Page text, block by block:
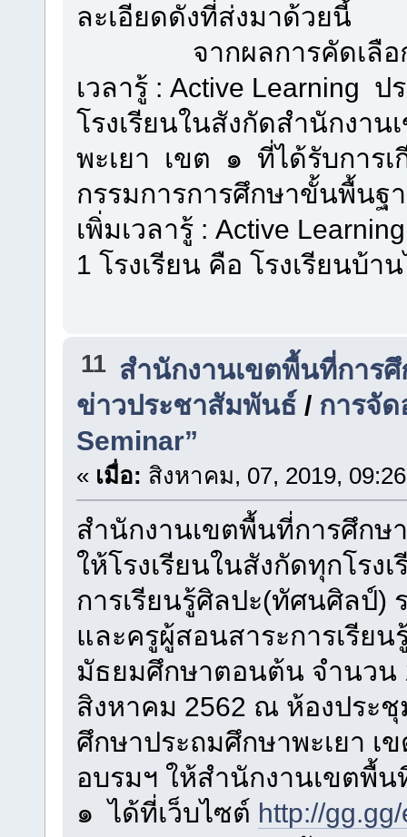
ละเอียดดังที่ส่งมาด้วยนี้
จากผลการคัดเลือกโร
เวลารู้ : Active Learning
โรงเรียนในสังกัดสำนักงา
พะเยา เขต ๑ ที่ได้รับการ
กรรมการการศึกษาขั้นพื้นฐ
เพิ่มเวลารู้ : Active
1 โรงเรียน คือ โรงเรียนบ้
11 สำนักงานเขตพื้นที่การศึ
ข่าวประชาสัมพันธ์ / การจัด
Seminar”
« เมื่อ: สิงหาคม, 07, 2019,
สำนักงานเขตพื้นที่การศึกษ
ให้โรงเรียนในสังกัดทุกโร
การเรียนรู้ศิลปะ(ทัศนศิลป์)
และครูผู้สอนสาระการเรีย
มัธยมศึกษาตอนต้น จำนว
สิงหาคม 2562 ณ ห้องประ
ศึกษาประถมศึกษาพะเยา เ
อบรมฯ ให้สำนักงานเขตพื้น
๑ ได้ที่เว็บไซต์ http://